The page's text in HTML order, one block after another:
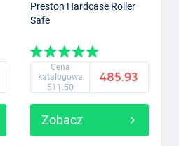
Preston Hardcase Roller
Safe
Cena
katalogowa
511.50
485.93
Zobacz